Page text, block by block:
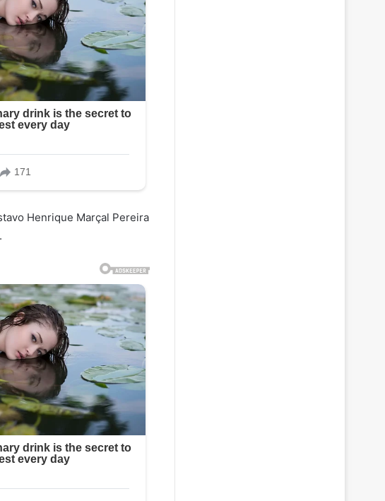
Henrique Marçal Pereira